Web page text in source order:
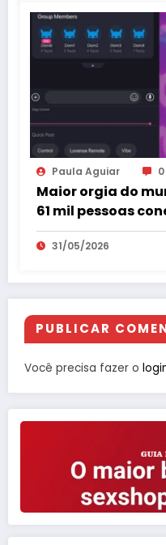
Paula Aguiar 0
Maior orgia do
61 mil pessoas
31/05/2026
PUBLICAR
Você precisa fazer o